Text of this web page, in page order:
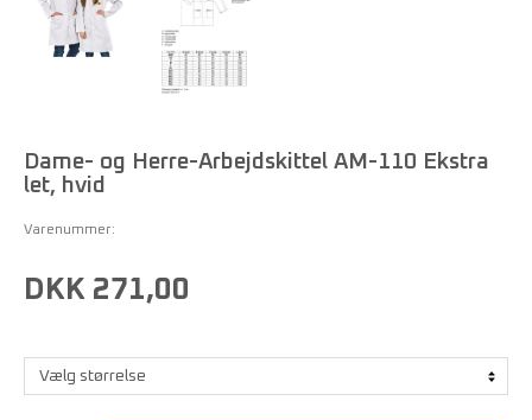
Dame- og Herre-Arbejdskittel AM-110 Ekstra
let, hvid
Varenummer:
DKK 271,00